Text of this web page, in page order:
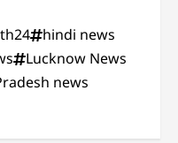
hindi news
Lucknow News
news